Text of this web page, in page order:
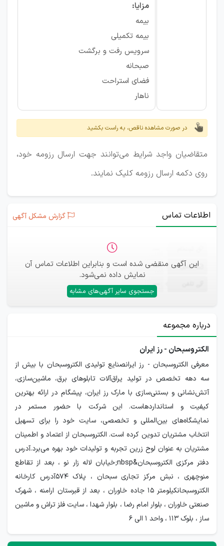
مزایا:
بیمه
بیمه تکمیلی
سرویس رفت و برگشت
صبحانه
فضای استراحت
ناهار
در صورت مشاهده ناقص، به راست بکشید
متقاضیان واجد شرایط می‌توانند جهت ارسال رزومه خود،
روی دکمه ارسال رزومه کلیک نمایند.
اطلاعات تماس گزارش مشکل آگهی
این آگهی منقضی شده است و بنابراین اطلاعات تماس آن
نمایش داده نمی‌شود.
جستجوی سایر آگهی‌های مشابه
ایمیل —
—
درباره مجموعه
الکتروسبحان - رز ایران
معرفی الکتروسبحان - رز ایرانصنایع تولیدی الکتروسبحان با بیش از
سه دهه تخصص در تولید یراق‌آلات تابلوهای برق، ماشین‌سازی،
آتش‌نشانی و بستنی‌سازی با مارک رز ایران، پیشگام در ارائه بهترین
کیفیت و استانداردهاست. این شرکت با حضور مستمر در
نمایشگاه‌های بین‌المللی و تخصصی، سایت خود را برای تسهیل
انتخاب مشتریان تدوین کرده است. الکتروسبحان از اعتماد و اطمینان
مشتریان به عنوان لوح زرین تجربه و تولیدات خود بهره می‌برد.آدرس
دفتر مرکزی الکتروسبحان&nbsp;خیابان لاله زار نو ، بعد از تقاطع
منوچهری ، نبش مرکز تجاری سبحان ، پلاک ۵۷۴آدرس کارخانه
الکتروسبحانکیلومتر ۱۵ جاده خاوران ، بعد از قبرستان ارامنه ، شهرک
صنعتی خاوران ، بلوار امام رضا ، بلوار شهدا ، سایت فلز تراش و ماشین
ساز ، بلوک ۱۱۳ ، واحد ۱ الی ۶